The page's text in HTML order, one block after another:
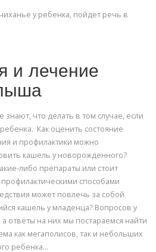
у ребенка, пойдет речь в
и лечение
что делать в том случае, если
Как оценить состояние
и профилактики можно
кашель у новорожденного?
либо препараты или стоит
способами
может повлечь за собой
кашель у младенца? Вопросов у
ответы на них мы постараемся найти
как мегаполисов, так и небольших
ребенка…